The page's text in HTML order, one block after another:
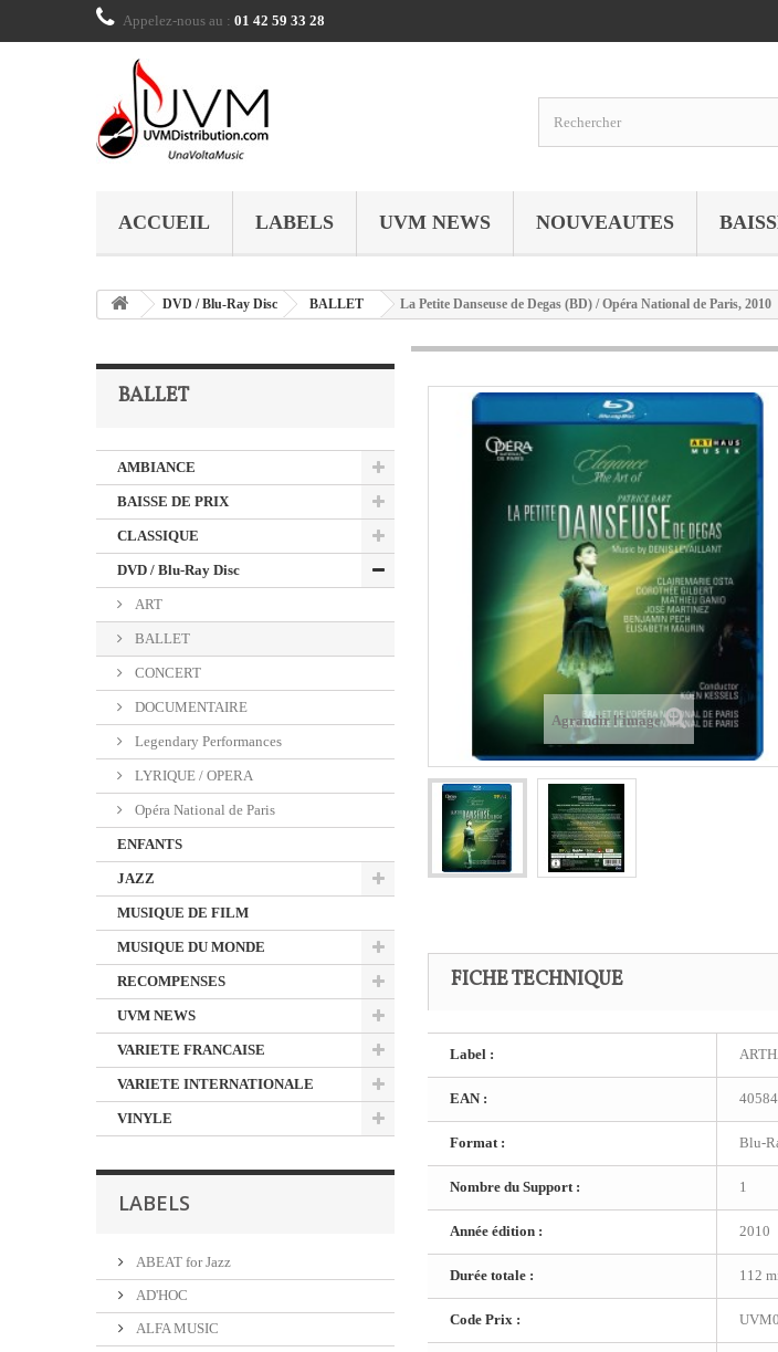
Appelez-nous au : 01 42 59 33 28
ACCUEIL LABELS UVM NEWS NOUVEAUTES
DVD / Blu-Ray Disc BALLET La Petite Danseuse de Degas (BD) / Opéra National de Paris, 2010
BALLET
AMBIANCE
BAISSE DE PRIX
CLASSIQUE
DVD / Blu-Ray Disc
ART
BALLET
CONCERT
DOCUMENTAIRE
Legendary Performances
LYRIQUE / OPERA
Opéra National de Paris
ENFANTS
JAZZ
MUSIQUE DE FILM
MUSIQUE DU MONDE
RECOMPENSES
UVM NEWS
VARIETE FRANCAISE
VARIETE INTERNATIONALE
VINYLE
LABELS
ABEAT for Jazz
AD'HOC
ALFA MUSIC
Agrandir l'image
FICHE TECHNIQUE
Label :
EAN :
Format : Blu-
Nombre du Support : 1
Année édition : 2010
Durée totale : 112
Code Prix :